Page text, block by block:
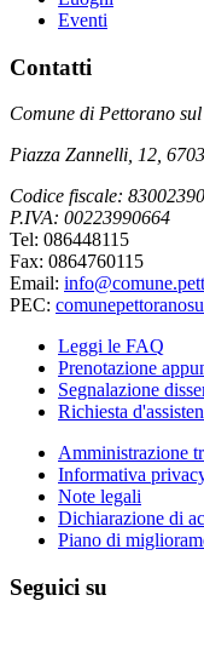
Eventi
Contatti
Comune di Pettorano
Piazza Zannelli, 12,
Codice fiscale:
P.IVA: 00223990664
Tel: 086448115
Fax: 0864760115
Email:
PEC:
Leggi le FAQ
Prenotazione
Segnalazione
Richiesta
Amministrazione
Informativa
Note legali
Dichiarazione di
Piano di
Seguici su